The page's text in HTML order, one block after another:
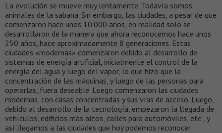
La evolución se mueve muy lentamente. Todavía somos
animales de la sabana. Sin embargo, las ciudades, a pesar de que
comenzaron hace unos 10.000 años, en realidad solo se
desarrollaron de la manera que ahora reconocemos hace unos
250 años, hace aproximadamente 8 generaciones. Estas
ciudades «modernas» comenzaron debido al desarrollo de
sistemas de energía artificial, inicialmente el control de la
energía del agua y luego del vapor, lo que hizo que la
concentración de las máquinas, y luego de las personas para
operarlas, fuera deseable. Luego comenzaron las ciudades
modernas, con casas concentradas y sus vías de acceso. Luego,
debido al desarrollo de la tecnología, empezaron la llegada de
vehículos, edificios más altos, calles para automóviles, etc., y
así llegamos a las ciudades que hoy podemos reconocer.